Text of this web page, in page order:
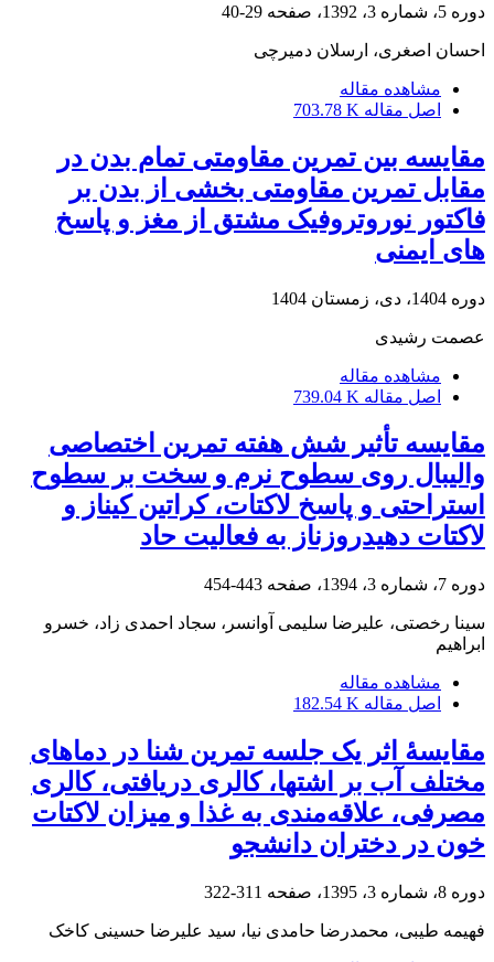
دوره 5، شماره 3، 1392، صفحه 29-40
احسان اصغری، ارسلان دمیرچی
مشاهده مقاله
اصل مقاله 703.78 K
مقایسه بین تمرین مقاومتی تمام بدن در
مقابل تمرین مقاومتی بخشی از بدن بر
فاکتور نوروتروفیک مشتق از مغز و پاسخ
های ایمنی
دوره 1404، دی، زمستان 1404
عصمت رشیدی
مشاهده مقاله
اصل مقاله 739.04 K
مقایسه تأثیر شش هفته تمرین اختصاصی
والیبال روی سطوح نرم و سخت بر سطوح
استراحتی و پاسخ لاکتات، کراتین کیناز و
لاکتات دهیدروزناز به فعالیت حاد
دوره 7، شماره 3، 1394، صفحه 443-454
سینا رخصتی، علیرضا سلیمی آوانسر، سجاد احمدی زاد، خسرو
ابراهیم
مشاهده مقاله
اصل مقاله 182.54 K
مقایسۀ اثر یک جلسه تمرین شنا در دماهای
مختلف آب بر اشتها، کالری دریافتی، کالری
مصرفی، علاقه‌مندی به غذا و میزان لاکتات
خون در دختران دانشجو
دوره 8، شماره 3، 1395، صفحه 311-322
فهیمه طیبی، محمدرضا حامدی نیا، سید علیرضا حسینی کاخک